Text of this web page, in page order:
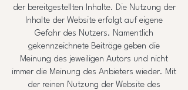
der bereitgestellten Inhalte. Die Nutzung der
Inhalte der Website erfolgt auf eigene
Gefahr des Nutzers. Namentlich
gekennzeichnete Beiträge geben die
Meinung des jeweiligen Autors und nicht
immer die Meinung des Anbieters wieder. Mit
der reinen Nutzung der Website des